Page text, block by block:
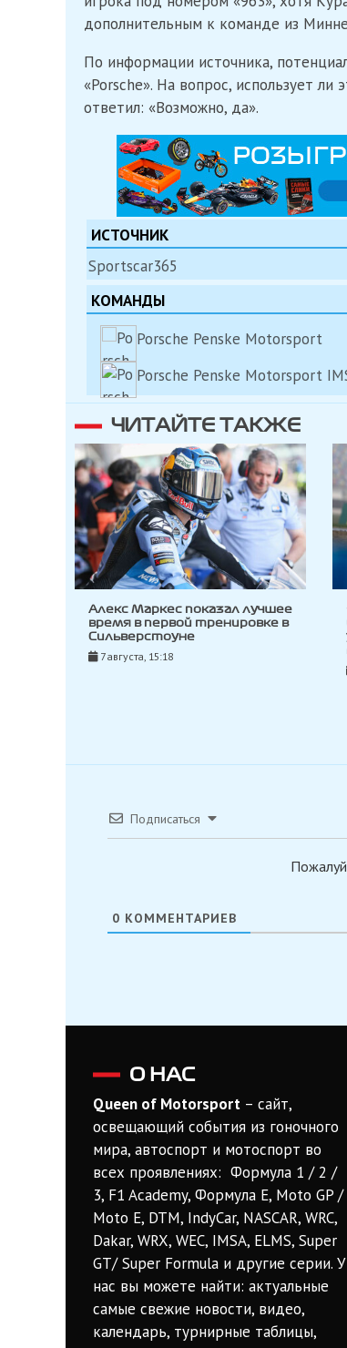
дополнительным к команде из
По информации источника,
«Porsche». На вопрос, использует
ответил: «Возможно, да».
ИСТОЧНИК
Sportscar365
КОМАНДЫ
Porsche Penske Motorsport
Porsche Penske Motorsport
ЧИТАЙТЕ ТАКЖЕ
Алекс Маркес показал лучшее
время в первой тренировке в
Сильверстоуне
7 августа, 15:18
Подписаться
0 КОММЕНТАРИЕВ
О НАС
Queen of Motorsport – сайт,
освещающий события из гоночного
мира, автоспорт и мотоспорт во
всех проявлениях: Формула 1 / 2 /
3, F1 Academy, Формула Е, Moto GP /
Moto E, DTM, IndyCar, NASCAR, WRC,
Dakar, WRX, WEC, IMSA, ELMS, Super
GT/ Super Formula и другие серии. У
нас вы можете найти: актуальные
самые свежие новости, видео,
календарь, турнирные таблицы,